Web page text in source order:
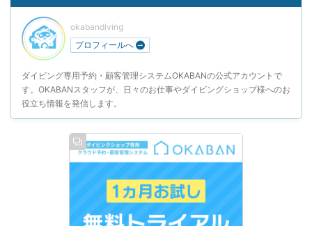
okabandiving
プロフィールへ
ダイビング専用予約・顧客管理システムOKABANの公式アカウントで
す。OKABANスタッフが、日々のお仕事やダイビングショップ様へのお
役立ち情報を発信します。